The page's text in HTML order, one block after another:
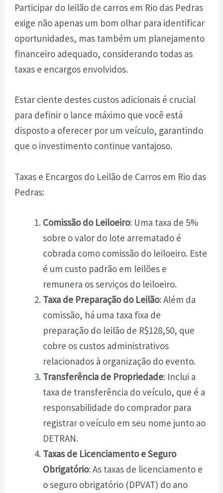
Participar do leilão de carros em Rio das Pedras
exige não apenas um bom olhar para identificar
oportunidades, mas também um planejamento
financeiro adequado, considerando todas as
taxas e encargos envolvidos.
Estar ciente destes custos adicionais é crucial
para definir o lance máximo que você está
disposto a oferecer por um veículo, garantindo
que o investimento continue vantajoso.
Taxas e Encargos do Leilão de Carros em Rio das
Pedras:
Comissão do Leiloeiro: Uma taxa de 5%
sobre o valor do lote arrematado é
cobrada como comissão do leiloeiro. Este
é um custo padrão em leilões e
remunera os serviços do leiloeiro.
Taxa de Preparação do Leilão: Além da
comissão, há uma taxa fixa de
preparação do leilão de R$128,50, que
cobre os custos administrativos
relacionados à organização do evento.
Transferência de Propriedade: Inclui a
taxa de transferência do veículo, que é a
responsabilidade do comprador para
registrar o veículo em seu nome junto ao
DETRAN.
Taxas de Licenciamento e Seguro
Obrigatório: As taxas de licenciamento e
o seguro obrigatório (DPVAT) do ano